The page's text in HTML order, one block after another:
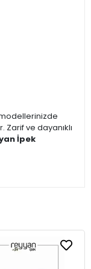
ve dayanıklı
İpek